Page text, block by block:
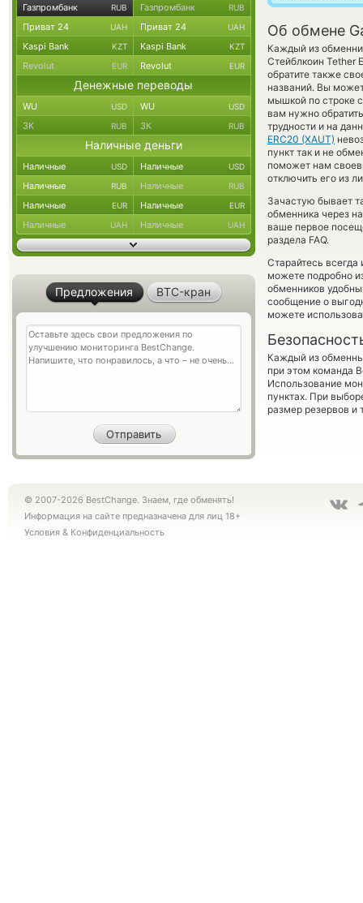
Об обмене
Каждый из
Стейблкоин Tether
обратите также
названий. Вы
мышкой по строке
вам нужно
трудности и на
ERC20 (XAUT)
пункт так и не
поможет нам
отключить его из
Зачастую бывает
обменника через
ваше первое
раздела FAQ.
Старайтесь всегда
можете подробно
обменников
сообщение о
можете
Каждый из
при этом команда
Использование
пунктах. При
размер резервов и
Газпромбанк RUB Газпромбанк RUB
Приват 24 UAH Приват 24 UAH
Kaspi Bank KZT Kaspi Bank KZT
Revolut EUR Revolut EUR
Денежные переводы
WU USD WU USD
ЗК RUB ЗК RUB
Наличные деньги
Наличные USD Наличные USD
Наличные RUB Наличные RUB
Наличные EUR Наличные EUR
Наличные UAH Наличные UAH
Предложения BTC-кран
© 2007-2026 BestChange. Знаем, где обменять!
Информация на сайте предназначена для лиц 18+
Условия & Конфиденциальность